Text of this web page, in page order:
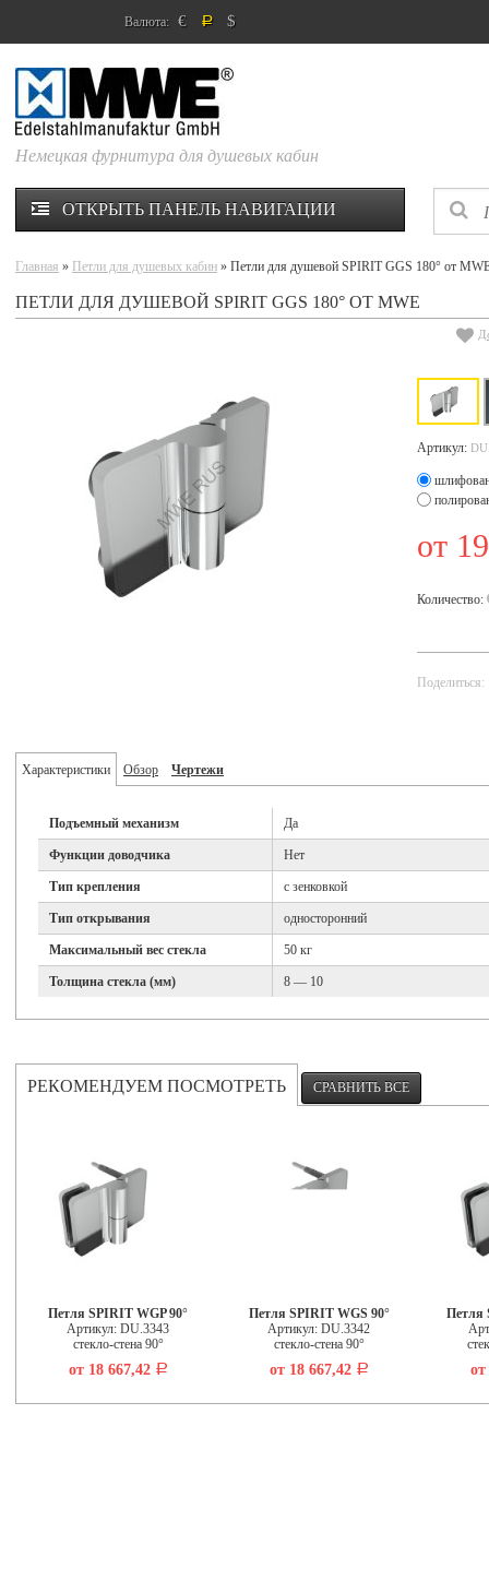
Валюта: € Р $
Немецкая фурнитура для душевых кабин
ОТКРЫТЬ ПАНЕЛЬ НАВИГАЦИИ
Главная » Петли для душевых кабин » Петли для душевой SPIRIT GGS 180° от
ПЕТЛИ ДЛЯ ДУШЕВОЙ SPIRIT GGS 180° ОТ MWE
Артикул:
от
Количество:
Поделиться:
Характеристики Обзор Чертежи
Подъемный механизм Да
Функции доводчика Нет
Тип крепления с зенковкой
Тип открывания односторонний
Максимальный вес стекла 50 кг
Толщина стекла (мм) 8 — 10
РЕКОМЕНДУЕМ ПОСМОТРЕТЬ
Петля SPIRIT WGP 90°
Артикул: DU.3343
стекло-стена 90°
от 18 667,42 Р
Петля SPIRIT WGS 90°
Артикул: DU.3342
стекло-стена 90°
от 18 667,42 Р
Петля